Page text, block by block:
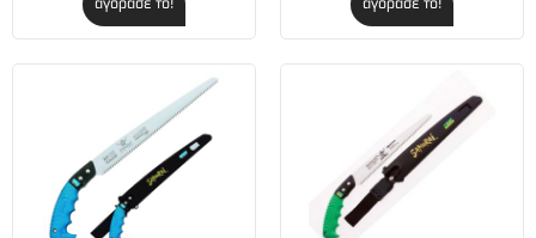
αγόρασέ το! αγόρασέ το!